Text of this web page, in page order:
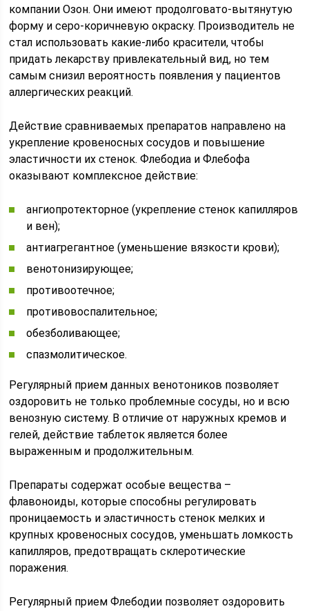
компании Озон. Они имеют продолговато-вытянутую
форму и серо-коричневую окраску. Производитель не
стал использовать какие-либо красители, чтобы
придать лекарству привлекательный вид, но тем
самым снизил вероятность появления у пациентов
аллергических реакций.
Действие сравниваемых препаратов направлено на
укрепление кровеносных сосудов и повышение
эластичности их стенок. Флебодиа и Флебофа
оказывают комплексное действие:
ангиопротекторное (укрепление стенок капилляров
и вен);
антиагрегантное (уменьшение вязкости крови);
венотонизирующее;
противоотечное;
противовоспалительное;
обезболивающее;
спазмолитическое.
Регулярный прием данных венотоников позволяет
оздоровить не только проблемные сосуды, но и всю
венозную систему. В отличие от наружных кремов и
гелей, действие таблеток является более
выраженным и продолжительным.
Препараты содержат особые вещества –
флавоноиды, которые способны регулировать
проницаемость и эластичность стенок мелких и
крупных кровеносных сосудов, уменьшать ломкость
капилляров, предотвращать склеротические
поражения.
Регулярный прием Флебодии позволяет оздоровить